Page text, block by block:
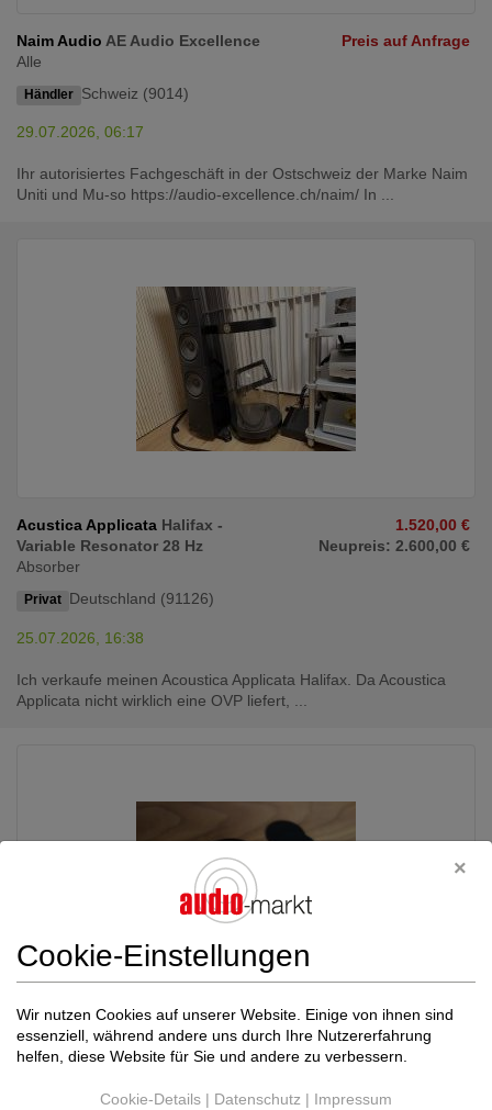
Naim Audio AE Audio Excellence
Alle
Händler Schweiz (9014)
Preis auf Anfrage
29.07.2026, 06:17
Ihr autorisiertes Fachgeschäft in der Ostschweiz der Marke Naim
Uniti und Mu-so https://audio-excellence.ch/naim/ In ...
Acustica Applicata Halifax -
Variable Resonator 28 Hz
Absorber
Privat Deutschland (91126)
1.520,00 €
Neupreis: 2.600,00 €
25.07.2026, 16:38
Ich verkaufe meinen Acoustica Applicata Halifax. Da Acoustica
Applicata nicht wirklich eine OVP liefert, ...
Critical Mass SystemsCenter
Stage Ultra TC und andere - die
435,00 €
Neupreis: 435,00 €
Cookie-Einstellungen
Wir nutzen Cookies auf unserer Website. Einige von ihnen sind
essenziell, während andere uns durch Ihre Nutzererfahrung
helfen, diese Website für Sie und andere zu verbessern.
Cookie-Details | Datenschutz | Impressum